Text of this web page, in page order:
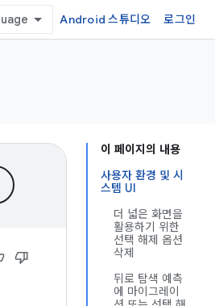
Android 스튜디오 로그인
이 페이지의 내용
사용자 환경 및 시
스템 UI
더 넓은 화면을
활용하기 위한
선택 해제 옵션
삭제
뒤로 탐색 예측
에 마이그레이